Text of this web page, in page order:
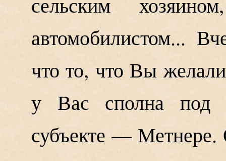
автомобилистом...
что то, что Вы
у Вас сполна под
субъекте — Метнере.